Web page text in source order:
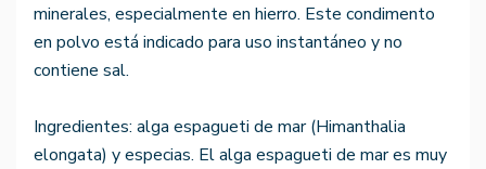
minerales, especialmente en hierro. Este condimento
en polvo está indicado para uso instantáneo y no
contiene sal.
Ingredientes: alga espagueti de mar (Himanthalia
elongata) y especias. El alga espagueti de mar es muy